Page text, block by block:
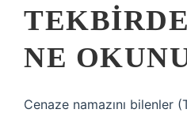
NE
Cenaze namazını bilenler